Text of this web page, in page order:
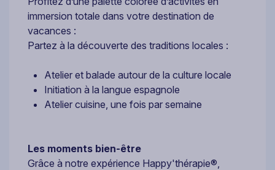
immersion totale dans votre destination de
vacances :
Partez à la découverte des traditions locales :
Atelier et balade autour de la culture locale
Initiation à la langue espagnole
Atelier cuisine, une fois par semaine
Les moments bien-être
Grâce à notre expérience Happy'thérapie®,